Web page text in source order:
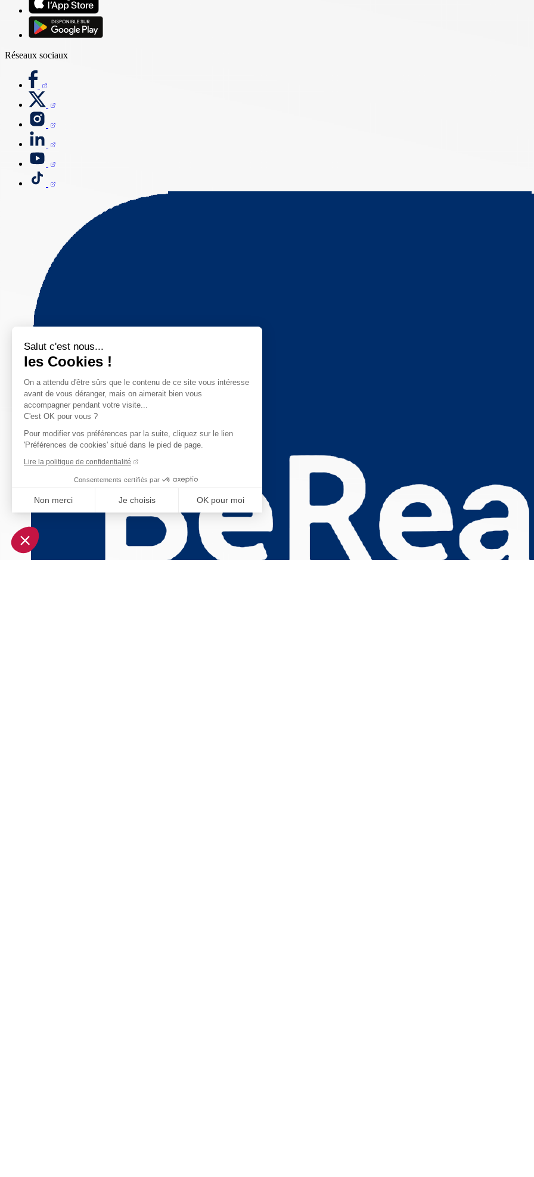
Salut c'est nous...
les Cookies !
On a attendu d'être sûrs que le contenu de ce site vous intéresse
avant de vous déranger, mais on aimerait bien vous
accompagner pendant votre visite...
C'est OK pour vous ?
Pour modifier vos préférences par la suite, cliquez sur le lien
'Préférences de cookies' situé dans le pied de page.
Lire la politique de confidentialité
Consentements certifiés par
Non merci Je choisis OK pour moi
Plateforme de Gestion du Consentement : Personnalisez vos Options
Notre plateforme vous permet d'adapter et de gérer vos paramètres de confidentialité, en garantissant la conformité avec
Réseaux sociaux